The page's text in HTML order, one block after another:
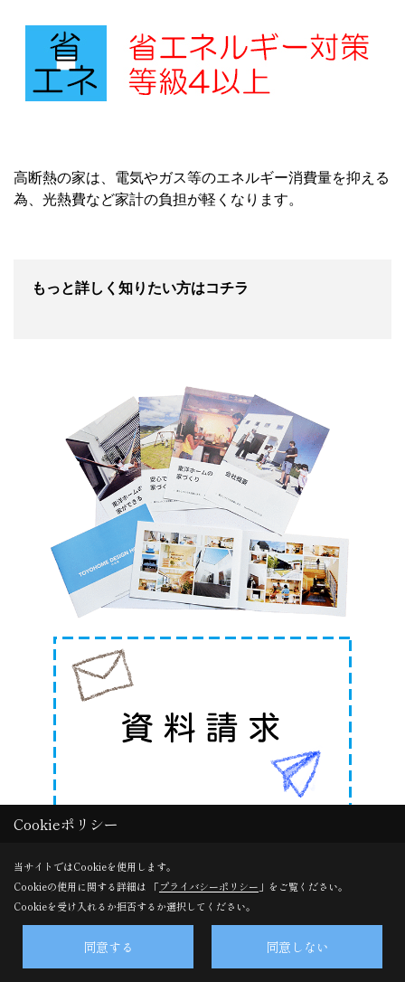
高断熱の家は、電気やガス等のエネルギー消費量を抑える
為、光熱費など家計の負担が軽くなります。
もっと詳しく知りたい方はコチラ
イベント
イベント予告
Cookieポリシー
当サイトではCookieを使用します。
Cookieの使用に関する詳細は 「プライバシーポリシー 」をご覧ください。
Cookieを受け入れるか拒否するか選択してください。
同意する 同意しない